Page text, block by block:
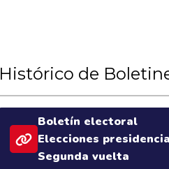
Histórico de
Boletín electoral
Elecciones
Segunda vuelta